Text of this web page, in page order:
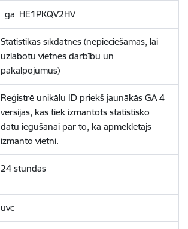
_ga_HE1PKQV2HV
Statistikas sīkdatnes (nepieciešamas, lai
uzlabotu vietnes darbību un
pakalpojumus)
Reģistrē unikālu ID priekš jaunākās GA 4
versijas, kas tiek izmantots statistisko
datu iegūšanai par to, kā apmeklētājs
izmanto vietni.
24 stundas
uvc